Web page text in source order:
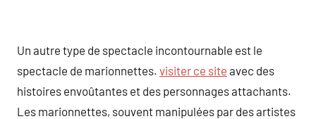
Un autre type de spectacle incontournable est le
spectacle de marionnettes. visiter ce site avec des
histoires envoûtantes et des personnages attachants.
Les marionnettes, souvent manipulées par des artistes